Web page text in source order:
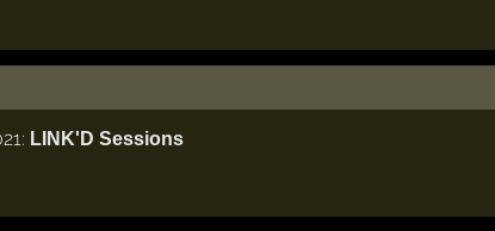
LINK'D Sessions